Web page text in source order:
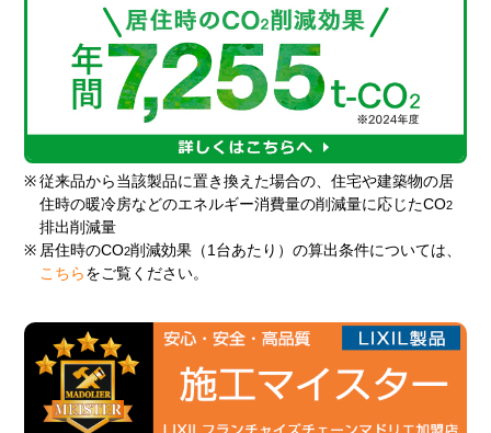
※ 従来品から当該製品に置き換えた場合の、住宅や建築物の居
住時の暖冷房などのエネルギー消費量の削減量に応じたCO2
排出削減量
※ 居住時のCO2削減効果（1台あたり）の算出条件については、
こちら をご覧ください。